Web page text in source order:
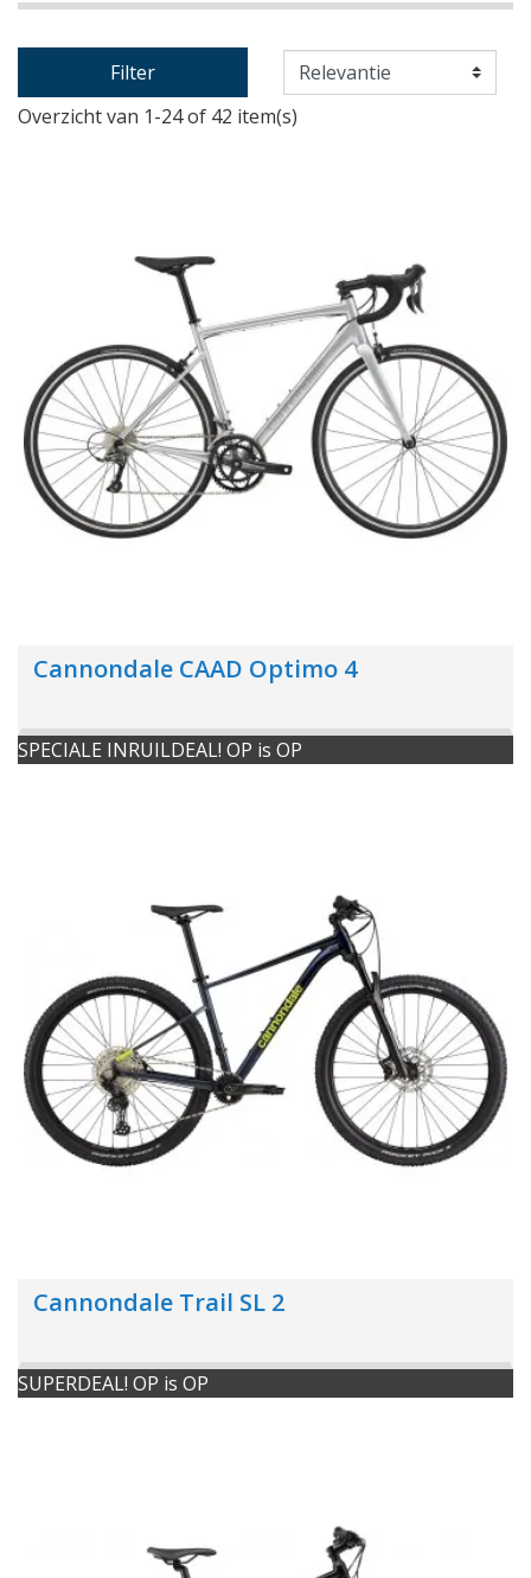
Filter
Overzicht van 1-24 of 42 item(s)
Cannondale CAAD Optimo 4
SPECIALE INRUILDEAL! OP is OP
Cannondale Trail SL 2
SUPERDEAL! OP is OP